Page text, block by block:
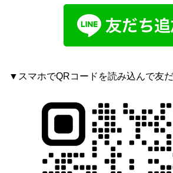
▼スマホでQRコードを読み込んで友